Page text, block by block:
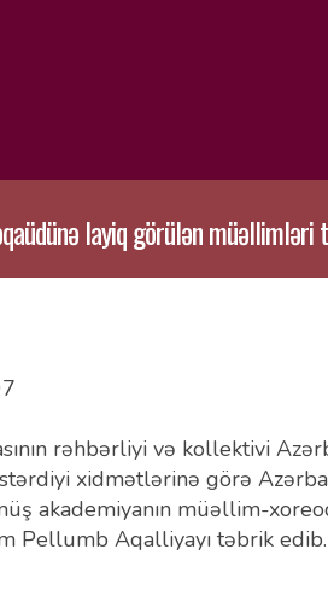
layiq görülən
rəhbərliyi və kollektivi
xidmətlərinə görə
akademiyanın müəllim-
Pellumb Aqalliyayı təbrik edib.